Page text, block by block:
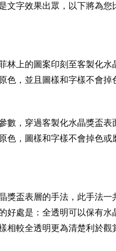
字效果出眾，以下將為
上的圖案印刻至客製化
，並且圖樣和字樣不會掉
，穿過客製化水晶獎盃
，圖樣和字樣不會掉色
獎盃表層的手法，此手法
好處是：全透明可以保有
較全透明更為清楚利於